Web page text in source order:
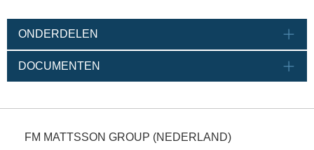
ONDERDELEN
DOCUMENTEN
FM MATTSSON GROUP (NEDERLAND)